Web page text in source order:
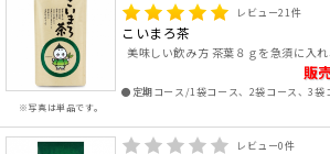
※写真は単品です。
レビュー21件
こいまろ茶
美味しい飲み方 茶葉８ｇを急須に入
販
●定期コース/1袋コース、2袋コース、3袋
レビュー0件